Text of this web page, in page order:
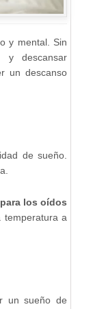
y mental. Sin
y descansar
un descanso
de sueño.
los oídos
temperatura a
un sueño de